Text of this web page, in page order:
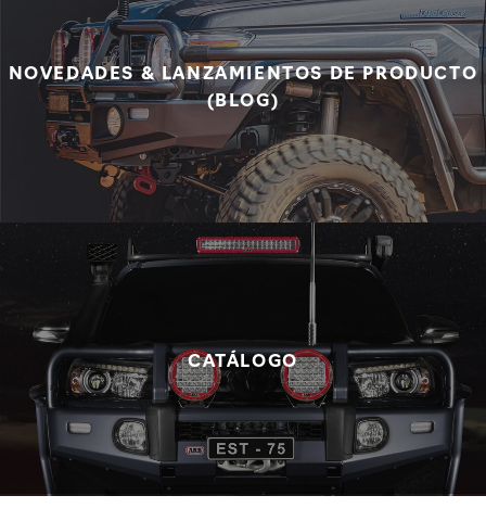
NOVEDADES & LANZAMIENTOS DE PRODUCTO
(BLOG)
CATÁLOGO